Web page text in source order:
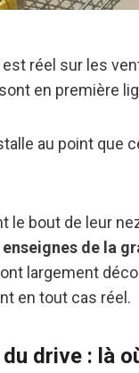
réel sur les
en première
au point que
le bout de leur
enseignes de la
largement
en tout cas réel.
drive : là